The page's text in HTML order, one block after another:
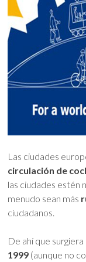
Las ciudades
circulación de
las ciudades estén
menudo sean más
ciudadanos.
De ahí que surgiera
1999 (aunque no